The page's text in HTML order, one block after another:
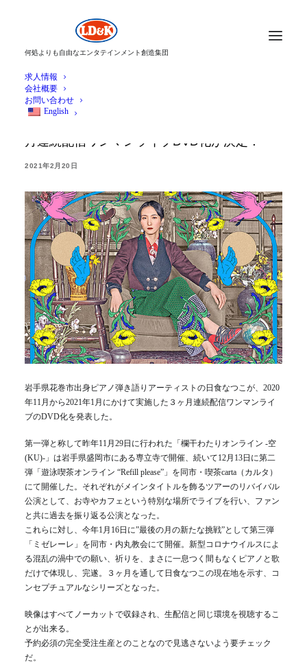
何処よりも自由なエンタテインメント創造集団
求人情報
会社概要
お問い合わせ
English
月連続配信ワンマンライブDVD化が決定！
2021年2月20日
岩手県花巻市出身ピアノ弾き語りアーティストの日食なつこが、2020
年11月から2021年1月にかけて実施した３ヶ月連続配信ワンマンライ
ブのDVD化を発表した。
第一弾と称して昨年11月29日に行われた「欄干わたりオンライン -空
(KU)-」は岩手県盛岡市にある専立寺で開催、続いて12月13日に第二
弾「遊泳喫茶オンライン “Refill please”」を同市・喫茶carta（カルタ）
にて開催した。それぞれがメインタイトルを飾るツアーのリバイバル
公演として、お寺やカフェという特別な場所でライブを行い、ファン
と共に過去を振り返る公演となった。
これらに対し、今年1月16日に”最後の月の新たな挑戦”として第三弾
「ミゼレーレ」を同市・内丸教会にて開催。新型コロナウイルスによ
る混乱の渦中での願い、祈りを、まさに一息つく間もなくピアノと歌
だけで体現し、完遂。３ヶ月を通して日食なつこの現在地を示す、コ
ンセプチュアルなシリーズとなった。
映像はすべてノーカットで収録され、生配信と同じ環境を視聴するこ
とが出来る。
予約必須の完全受注生産とのことなので見逃さないよう要チェック
だ。